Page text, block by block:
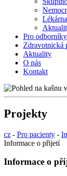
Pro odborníky
Zdravotnická
Aktuality
O nás
Kontakt
Projekty
cz - Pro pacienty -
Informace o přijetí
Informace o